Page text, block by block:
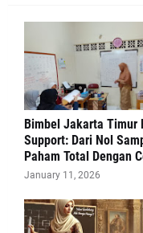
Bimbel Jakarta Timur
Support: Dari Nol
Paham Total Dengan
January 11, 2026